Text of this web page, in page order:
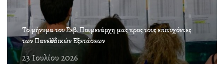
Το μήνυμα του Σεβ. Ποιμενάρχη μας προς τους επιτυχόντες
των Πανελλαδικών Εξετάσεων
23 Ιουλίου 2026